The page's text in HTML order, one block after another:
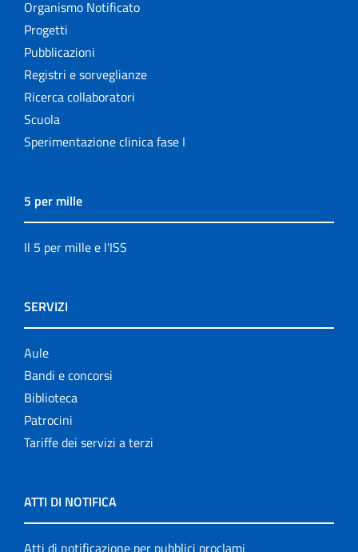
Organismo Notificato
Progetti
Pubblicazioni
Registri e sorveglianze
Ricerca collaboratori
Scuola
Sperimentazione clinica fase I
5 per mille
Il 5 per mille e l'ISS
SERVIZI
Aule
Bandi e concorsi
Biblioteca
Patrocini
Tariffe dei servizi a terzi
ATTI DI NOTIFICA
Atti di notificazione per pubblici proclami